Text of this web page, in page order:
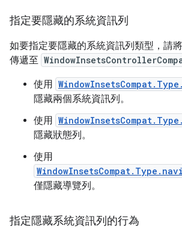
指定要隱藏的系統資訊列
如要指定要隱藏的系統資訊列類型，請
傳遞至
使用
隱藏兩個系統資訊列。
使用
隱藏狀態列。
使用
僅隱藏導覽列。
指定隱藏系統資訊列的行為